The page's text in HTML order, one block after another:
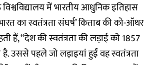
में भारतीय आधुनिक इतिहास
का स्वतंत्रता संघर्ष’ किताब की को-ऑथर
हैं, “देश की स्वतंत्रता की लड़ाई को 1857
है. उससे पहले जो लड़ाइयां हुईं वह स्वतंत्रता